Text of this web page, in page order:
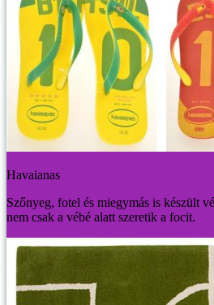
Havaianas
Szőnyeg, fotel és miegymás is készült
nem csak a vébé alatt szeretik a focit.